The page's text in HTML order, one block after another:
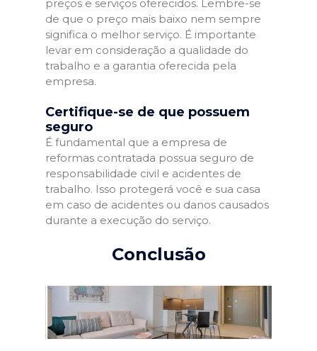
preços e serviços oferecidos. Lembre-se
de que o preço mais baixo nem sempre
significa o melhor serviço. É importante
levar em consideração a qualidade do
trabalho e a garantia oferecida pela
empresa.
Certifique-se de que possuem
seguro
É fundamental que a empresa de
reformas contratada possua seguro de
responsabilidade civil e acidentes de
trabalho. Isso protegerá você e sua casa
em caso de acidentes ou danos causados
durante a execução do serviço.
Conclusão